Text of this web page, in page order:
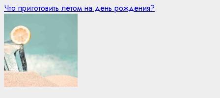
Что приготовить летом на день рождения?